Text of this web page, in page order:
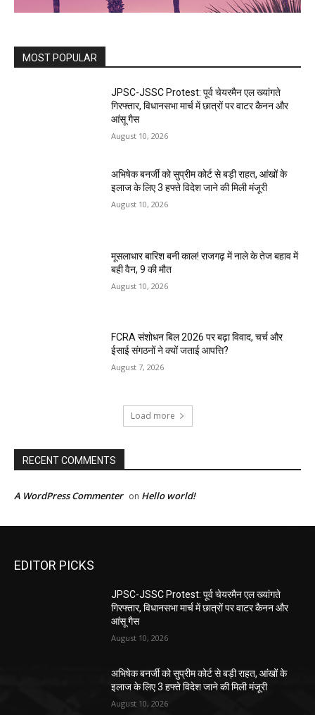
MOST POPULAR
JPSC-JSSC Protest: पूर्व चेयरमैन एल ख्यांगते
गिरफ्तार, विधानसभा मार्च में छात्रों पर वाटर कैनन और
आंसू गैस
August 10, 2026
अभिषेक बनर्जी को सुप्रीम कोर्ट से बड़ी राहत, आंखों के
इलाज के लिए 3 हफ्ते विदेश जाने की मिली मंजूरी
August 10, 2026
मूसलाधार बारिश बनी काल! राजगढ़ में नाले के तेज बहाव में
बही वैन, 9 की मौत
August 10, 2026
FCRA संशोधन बिल 2026 पर बढ़ा विवाद, चर्च और
ईसाई संगठनों ने क्यों जताई आपत्ति?
August 7, 2026
Load more
RECENT COMMENTS
A WordPress Commenter on Hello world!
EDITOR PICKS
JPSC-JSSC Protest: पूर्व चेयरमैन एल ख्यांगते
गिरफ्तार, विधानसभा मार्च में छात्रों पर वाटर कैनन और
आंसू गैस
August 10, 2026
अभिषेक बनर्जी को सुप्रीम कोर्ट से बड़ी राहत, आंखों के
इलाज के लिए 3 हफ्ते विदेश जाने की मिली मंजूरी
August 10, 2026